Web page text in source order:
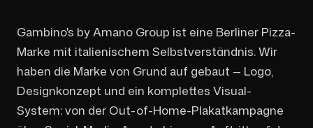
Gambino's by Amano Group ist eine Berliner Pizza-
Marke mit italienischem Selbstverständnis. Wir
haben die Marke von Grund auf gebaut — Logo,
Designkonzept und ein komplettes Visual-
System: von der Out-of-Home-Plakatkampagne